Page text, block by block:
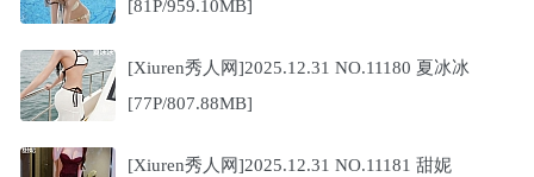
[81P/959.10MB]
[Xiuren秀人网]2025.12.31 NO.11180 夏冰冰
[77P/807.88MB]
[Xiuren秀人网]2025.12.31 NO.11181 甜妮